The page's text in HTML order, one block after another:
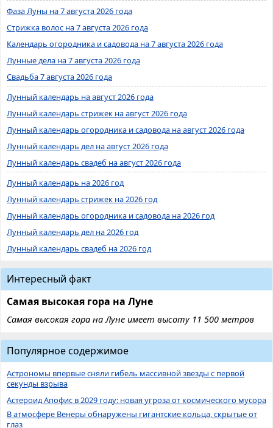
Фаза Луны на 7 августа 2026 года
Стрижка волос на 7 августа 2026 года
Календарь огородника и садовода на 7 августа 2026 года
Лунные дела на 7 августа 2026 года
Свадьба 7 августа 2026 года
Лунный календарь на август 2026 года
Лунный календарь стрижек на август 2026 года
Лунный календарь огородника и садовода на август 2026 года
Лунный календарь дел на август 2026 года
Лунный календарь свадеб на август 2026 года
Лунный календарь на 2026 год
Лунный календарь стрижек на 2026 год
Лунный календарь огородника и садовода на 2026 год
Лунный календарь дел на 2026 год
Лунный календарь свадеб на 2026 год
Интересный факт
Самая высокая гора на Луне
Самая высокая гора на Луне имеет высоту 11 500 метров
Популярное содержимое
Астрономы впервые сняли гибель массивной звезды с первой
секунды взрыва
Астероид Апофис в 2029 году: новая угроза от космического мусора
В атмосфере Венеры обнаружены гигантские кольца, скрытые от
глаз